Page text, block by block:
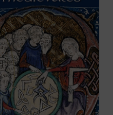
¿Cuál era la educación ... (ver